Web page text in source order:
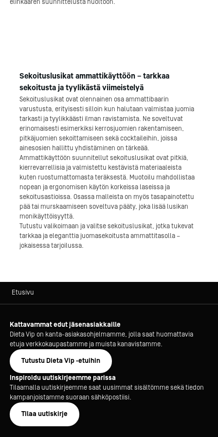
elinkaaren suunnittelusta huoltoon.
Sekoituslusikat ammattikäyttöön – tarkkaa
sekoitusta ja tyylikästä viimeistelyä
Sekoituslusikat ovat olennainen osa ammattibaarin
varustusta, erityisesti silloin kun halutaan valmistaa juomia
tarkasti ja tyylikkäästi ilman ravistamista. Ne soveltuvat
erinomaisesti esimerkiksi kerrosjuomien rakentamiseen,
pitkäjuomien sekoittamiseen sekä cocktaileihin, joissa
ainesosien hallittu yhdistäminen on tärkeää.
Ammattikäyttöön suunnitellut sekoituslusikat ovat pitkiä,
kierrevarrellisia ja valmistettu kestävistä materiaaleista
kuten ruostumattomasta teräksestä. Muotoilu mahdollistaa
nopean ja ergonomisen käytön korkeissa laseissa ja
sekoitusastioissa. Osassa malleista on myös tasapainotettu
pää tai murskaamiseen soveltuva pääty, joka lisää lusikan
monikäyttöisyyttä.
Tutustu valikoimaan ja valitse sekoituslusikat, jotka tukevat
tarkkaa ja eleganttia juomasekoitusta ammattitasolla –
jokaisessa tarjoilussa.
Etusivu
Kattavammat edut jäsenasiakkaille
Dieta Vip on kanta-asiakasohjelmamme, jolla saat huomattavia
etuja verkkokaupastamme ja muista kanavistamme.
Tutustu Dieta Vip -etuihin
Inspiroidu uutiskirjeemme parissa
Tilaamalla uutiskirjeemme saat uusimmat sisältömme sekä tiedon
kampanjoistamme suoraan sähköpostiisi.
Tilaa uutiskirje